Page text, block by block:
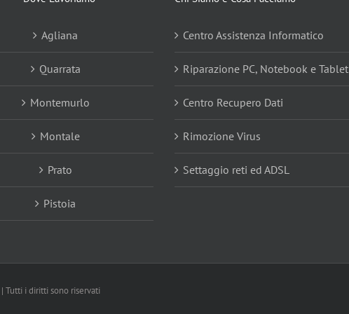
Agliana
Quarrata
Montemurlo
Montale
Prato
Pistoia
Centro Assistenza Informatico
Riparazione PC, Notebook e Tablet
Centro Recupero Dati
Rimozione Virus
Settaggio reti ed ADSL
| Tutti i diritti sono riservati